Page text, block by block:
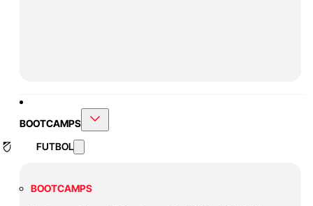
BOOTCAMPS
FUTBOL
BOOTCAMPS